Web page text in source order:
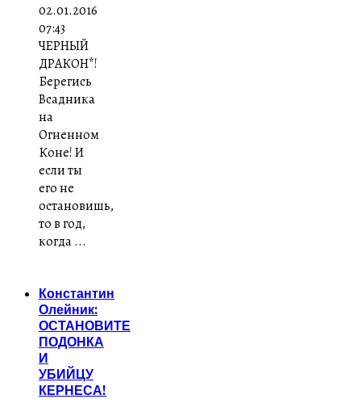
02.01.2016
07:43
ЧЕРНЫЙ
ДРАКОН*!
Берегись
Всадника
на
Огненном
Коне! И
если ты
его не
остановишь,
то в год,
когда ...
Константин
Олейник:
ОСТАНОВИТЕ
ПОДОНКА
И
УБИЙЦУ
КЕРНЕСА!